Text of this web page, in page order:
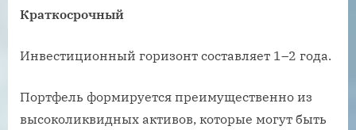
Краткосрочный
Инвестиционный горизонт составляет 1–2 года.
Портфель формируется преимущественно из
высоколиквидных активов, которые могут быть